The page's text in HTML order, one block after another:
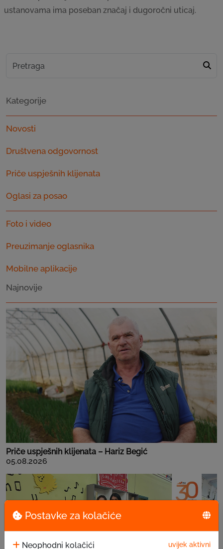
Postavke za kolačiće
Neophodni kolačići uvijek aktivni
ustanovama ima poseban značaj i dugoročni uticaj.
Kategorije
Novosti
Društvena odgovornost
Priče uspješnih klijenata
Oglasi za posao
Foto i video
Preuzimanje oglasnika
Mobilne aplikacije
Najnovije
Priče uspješnih klijenata – Hariz Begić
05.08.2026